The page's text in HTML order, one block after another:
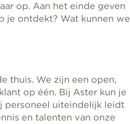
op. Aan het einde geven
je ontdekt? Wat kunnen we
thuis. We zijn een open,
op één. Bij Aster kun je
personeel uiteindelijk leidt
en talenten van onze